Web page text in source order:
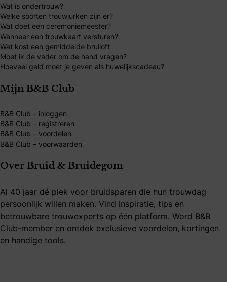
Wat is ondertrouw?
Welke soorten trouwjurken zijn er?
Wat doet een ceremoniemeester?
Wanneer een trouwkaart versturen?
Wat kost een gemiddelde bruiloft
Moet ik de vader om de hand vragen?
Hoeveel geld moet je geven als huwelijkscadeau?
Mijn B&B Club
B&B Club – inloggen
B&B Club – registreren
B&B Club – voordelen
B&B Club – voorwaarden
Over Bruid & Bruidegom
Al 40 jaar dé plek voor bruidsparen die hun trouwdag
persoonlijk willen maken. Vind inspiratie, tips en
betrouwbare trouwexperts op één platform. Word B&B
Club-member en ontdek exclusieve voordelen, kortingen
en handige tools.